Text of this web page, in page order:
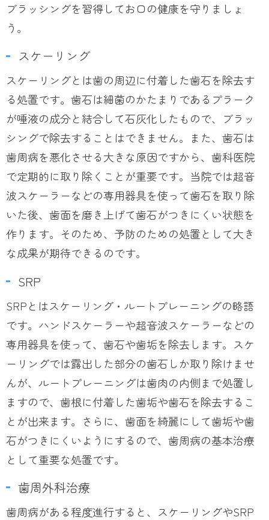
ブラッシングを習得してお口の健康を守りましょ
う。
スケーリング
スケーリングとは歯の周辺に付着した歯石を除去す
る処置です。歯石は細菌のかたまりであるプラーク
が唾液の成分と結合して石灰化したもので、ブラッ
シングで除去することはできません。また、歯石は
歯周病を悪化させる大きな原因ですから、歯科医院
で定期的に取り除くことが重要です。当院では超音
波スケーラーなどの専用器具を使って歯石を取り除
いた後、歯面を磨き上げて歯石がつきにくい状態を
作ります。そのため、予防のための処置として大き
な成果が期待できるのです。
SRP
SRPとはスケーリング・ルートプレーニングの略語
です。ハンドスケーラーや超音波スケーラーなどの
専用器具を使って、歯石や歯垢を除去します。スケ
ーリングでは露出した部分の歯石しか取り除けませ
んが、ルートプレーニングは歯肉の内側まで処置し
ますので、歯根に付着した歯垢や歯石を除去するこ
とが出来ます。さらに、歯面を綺麗にして歯垢や歯
石がつきにくいようにするので、歯周病の基本治療
として重要な処置です。
歯周外科治療
歯周病がある程度進行すると、スケーリングやSRP